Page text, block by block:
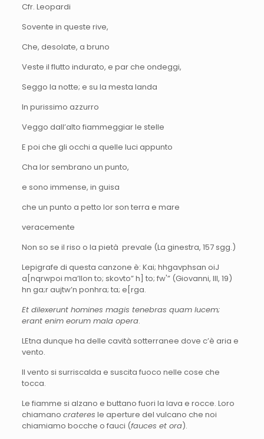
Cfr. Leopardi
Sovente in queste rive,
Che, desolate, a bruno
Veste il flutto indurato, e par che ondeggi,
Seggo la notte; e su la mesta landa
In purissimo azzurro
Veggo dall’alto fiammeggiar le stelle
E poi che gli occhi a quelle luci appunto
Cha lor sembrano un punto,
e sono immense, in guisa
che un punto a petto lor son terra e mare
veracemente
Non so se il riso o la pietà prevale (La ginestra, 157 sgg.)
Lepigrafe di questa canzone è: Kai; hhgavphsan oiJ
a[nqrwpoi ma’llon to; skovto” h] to; fw'” (Giovanni, III, 19)
hn ga;r aujtw’n ponhra; ta; e[rga.
Et dilexerunt homines magis tenebras quam lucem;
erant enim eorum mala opera.
LEtna dunque ha delle cavità sotterranee dove c’è aria e
vento.
Il vento si surriscalda e suscita fuoco nelle cose che
tocca.
Le fiamme si alzano e buttano fuori la lava e rocce. Loro
chiamano crateres le aperture del vulcano che noi
chiamiamo bocche o fauci (fauces et ora).